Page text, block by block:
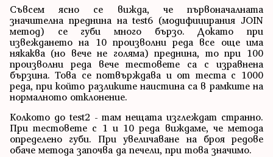
Съвсем ясно се вижда, че първоначалната
значителна преднина на test6 (модифицирания JOIN
метод) се губи много бързо. Докато при
извеждането на 10 произволни реда все още има
някаква (но вече не голяма) преднина, то при 100
произволни реда вече тестовете са с изравнена
бързина. Това се потвърждава и от теста с 1000
реда, при който разликите наистина са в рамките на
нормалното отклонение.
Колкото до test2 - там нещата изглеждат странно.
При тестовете с 1 и 10 реда виждаме, че метода
определено губи. При увеличаване на броя редове
обаче метода започва да печели, при това значимо.